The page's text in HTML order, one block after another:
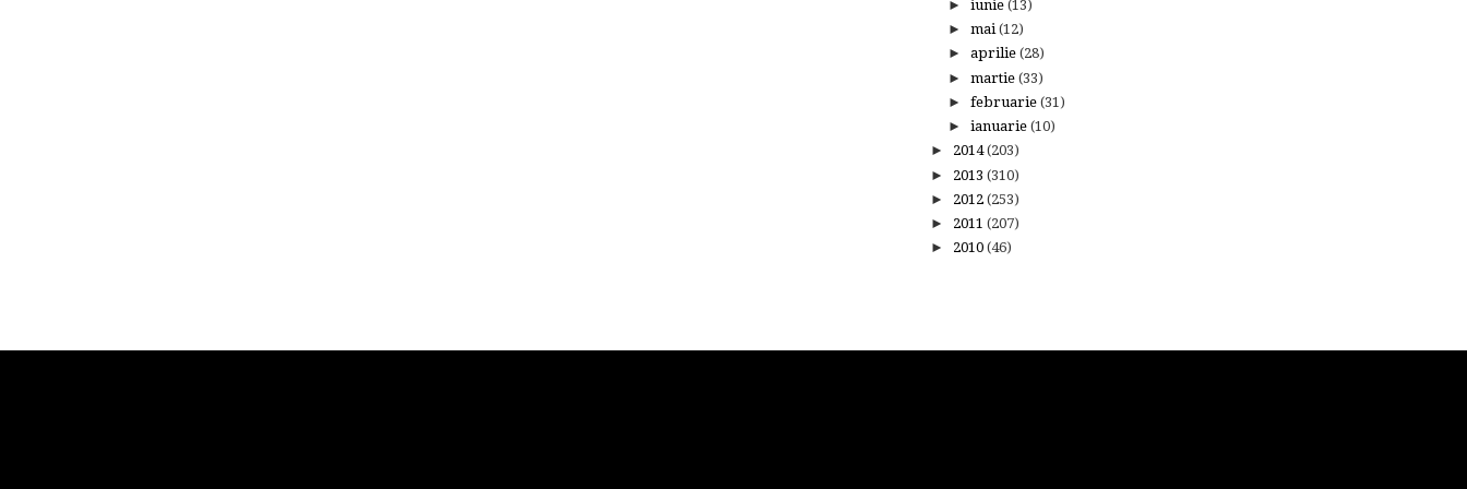
► iunie (13)
► mai(12)
► aprilie (28)
► martie (33)
► februarie (31)
► ianuarie (10)
► 2014(203)
► 2013 (310)
► 2012 (253)
► 2011 (207)
► 2010 (46)